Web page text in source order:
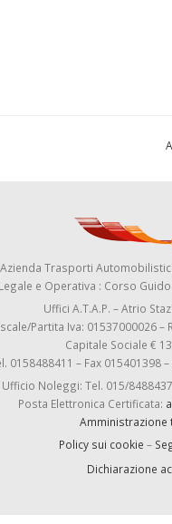
Trasporti
e Operativa : Corso
Uffici A.T.A.P. – Atrio
Partita Iva: 01537000026 –
Capitale Sociale €
0158488411 – Fax 015401398 –
Ufficio Noleggi: Tel. 015/
Posta Elettronica Certificata:
Amministrazione
Policy sui cookie –
Dichiarazione